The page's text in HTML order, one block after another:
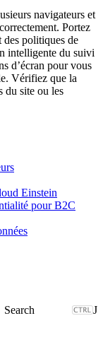
navigateurs et
Portez
des politiques de
intelligente du suivi
d’écran pour vous
Vérifiez que la
du site ou les
Einstein
pour B2C
J